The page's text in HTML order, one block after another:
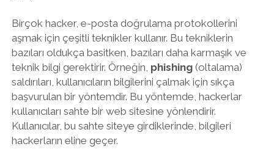
Birçok hacker, e-posta doğrulama protokollerini
aşmak için çeşitli teknikler kullanır. Bu tekniklerin
bazıları oldukça basitken, bazıları daha karmaşık ve
teknik bilgi gerektirir. Örneğin, phishing(oltalama)
saldırıları, kullanıcıların bilgilerini çalmak için sıkça
başvurulan bir yöntemdir. Bu yöntemde, hackerlar
kullanıcıları sahte bir web sitesine yönlendirir.
Kullanıcılar, bu sahte siteye girdiklerinde, bilgileri
hackerların eline geçer.